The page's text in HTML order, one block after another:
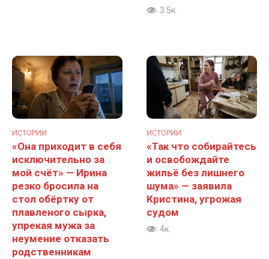
3.5к.
ИСТОРИИ
«Она приходит в себя
исключительно за
мой счёт» — Ирина
резко бросила на
стол обёртку от
плавленого сырка,
упрекая мужа за
неумение отказать
родственникам
ИСТОРИИ
«Так что собирайтесь
и освобождайте
жильё без лишнего
шума» — заявила
Кристина, угрожая
судом
4к.